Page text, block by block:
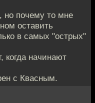
но почему то мне
оставить
в самых "острых"
когда начинают
с Квасным.